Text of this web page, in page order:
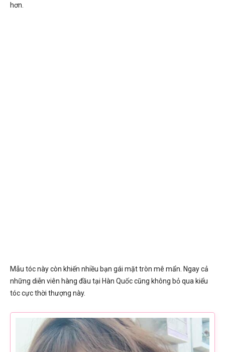
hơn.
Mẫu tóc này còn khiến nhiều bạn gái mặt tròn mê mẩn. Ngay cả
những diễn viên hàng đầu tại Hàn Quốc cũng không bỏ qua kiểu
tóc cực thời thượng này.